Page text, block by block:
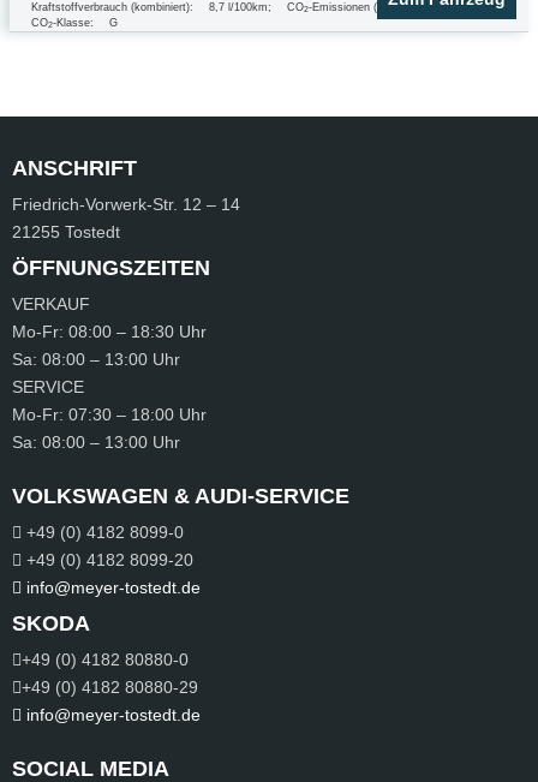
Kraftstoffverbrauch (kombiniert): 8,7 l/100km; CO2-Emissionen (kombiniert): 229.0 g/km
CO2-Klasse: G
ANSCHRIFT
Friedrich-Vorwerk-Str. 12 – 14
21255 Tostedt
ÖFFNUNGSZEITEN
VERKAUF
Mo-Fr: 08:00 – 18:30 Uhr
Sa: 08:00 – 13:00 Uhr
SERVICE
Mo-Fr: 07:30 – 18:00 Uhr
Sa: 08:00 – 13:00 Uhr
VOLKSWAGEN & AUDI-SERVICE
+49 (0) 4182 8099-0
+49 (0) 4182 8099-20
info@meyer-tostedt.de
SKODA
+49 (0) 4182 80880-0
+49 (0) 4182 80880-29
info@meyer-tostedt.de
SOCIAL MEDIA